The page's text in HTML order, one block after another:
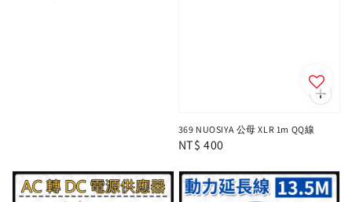
369 NUOSIYA 公母 XLR 1m QQ線
Regular
NT$ 400